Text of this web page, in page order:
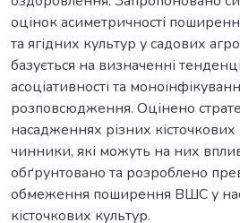
оцінок асиметричності
та ягідних культур у садових
базується на визначенні
асоціативності та
розповсюдження. Оцінено
насадженнях різних кісточкових
чинники, які можуть на них
обґрунтовано та розроблено
обмеження поширення ВШС у
кісточкових культур.